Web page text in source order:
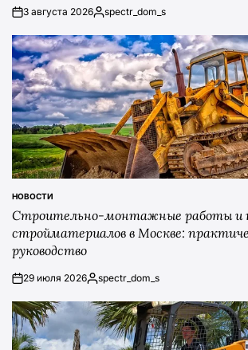
on3 августа 2026Posted
spectr_dom_s
POSTED
IN
НОВОСТИ
Строительно-монтажные работы и
стройматериалов в Москве:
руководство
on29 июля 2026Posted
spectr_dom_s